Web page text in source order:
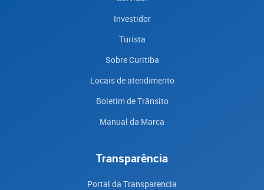
Investidor
Turista
Sobre Curitiba
Locais de atendimento
Boletim de Trânsito
Manual da Marca
Transparência
Portal da Transparencia